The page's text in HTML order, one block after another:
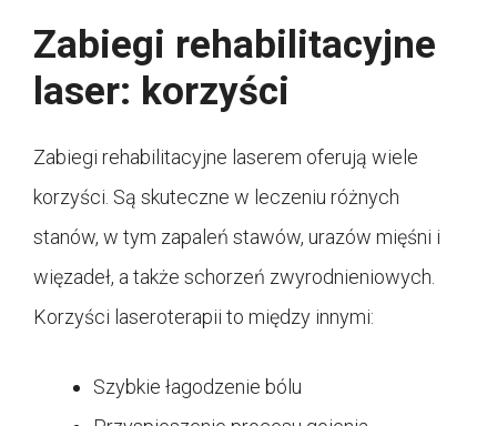
Zabiegi rehabilitacyjne
laser: korzyści
Zabiegi rehabilitacyjne laserem oferują wiele
korzyści. Są skuteczne w leczeniu różnych
stanów, w tym zapaleń stawów, urazów mięśni i
więzadeł, a także schorzeń zwyrodnieniowych.
Korzyści laseroterapii to między innymi:
Szybkie łagodzenie bólu